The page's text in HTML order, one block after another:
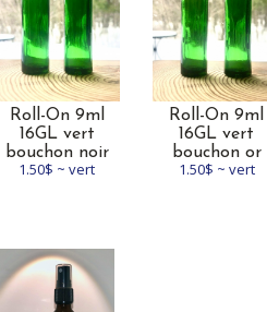
Roll-On 9ml
16GL vert
bouchon noir
1.50$ ~ vert
Roll-On 9ml
16GL vert
bouchon or
1.50$ ~ vert